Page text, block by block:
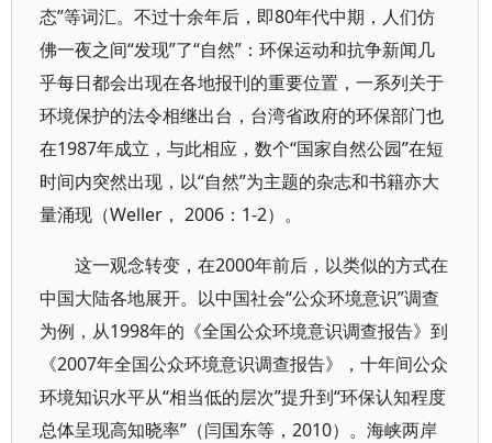
态”等词汇。不过十余年后，即80年代中期，人们仿
佛一夜之间“发现”了“自然”：环保运动和抗争新闻几
乎每日都会出现在各地报刊的重要位置，一系列关于
环境保护的法令相继出台，台湾省政府的环保部门也
在1987年成立，与此相应，数个“国家自然公园”在短
时间内突然出现，以“自然”为主题的杂志和书籍亦大
量涌现（Weller， 2006：1-2）。
这一观念转变，在2000年前后，以类似的方式在
中国大陆各地展开。以中国社会“公众环境意识”调查
为例，从1998年的《全国公众环境意识调查报告》到
《2007年全国公众环境意识调查报告》，十年间公众
环境知识水平从“相当低的层次”提升到“环保认知程度
总体呈现高知晓率”（闫国东等，2010）。海峡两岸